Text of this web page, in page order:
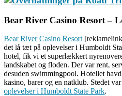
Bear River Casino Resort –
Bear River Casino Resort
det lå tæt på oplevelser i Humboldt
hotel, fik vi et superlækkert
landskabet og floden. Der var rent,
desuden swimmingpool. Hotellet
kasino, barer og en natklub. Stedet
oplevelser i Humboldt State Park.